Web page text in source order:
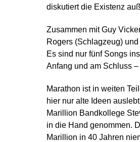
diskutiert die Existenz
Zusammen mit Guy
Rogers (Schlagzeug)
Es sind nur fünf Songs
Anfang und am Schluss
Marathon ist in weiten
hier nur alte Ideen
Marillion Bandkollege
in die Hand genommen.
Marillion in 40 Jahren